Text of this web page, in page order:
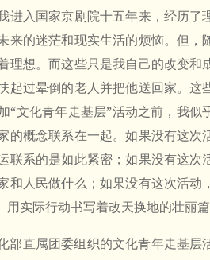
入国家京剧院十五年来，经历了
来的迷茫和现实生活的烦恼。但，
理想。而这些只是我自己的改变和
起过晕倒的老人并把他送回家。这
“文化青年走基层”活动之前，我似
的概念联系在一起。如果没有这次
联系的是如此紧密；如果没有这次
和人民做什么；如果没有这次活动
实际行动书写着改天换地的壮丽篇
部直属团委组织的文化青年走基层